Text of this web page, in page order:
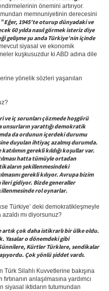
önemini artırıyor.
memnuniyetinin derecesini
”Eğer, 1945’te oturup dünyadaki ve
60 yılda nasıl görmek isteriz diye
gelişme şu anda Türkiye’nin içinde
siyasal ve ekonomik
kuşkusuzdur ki ABD adına dile
yönelik sözleri yaşanılan
ve iç sorunları çözmede hoşgörü
yarattığı demokratik
da ordunun içerdeki durumu
duyulan ihtiyaç azalmış durumda.
gerekli kıldığı koşullar var.
hatta tümüyle ortadan
şekillenmesindeki
gerekli kılıyor. Avrupa bizim
ileri gidiyor. Bizde generaller
rol oynarlar.
Türkiye’ deki demokratikleşmeyle
mı diyorsunuz?
artık çok daha istikrarlı bir ülke oldu.
Yasalar o dönemdeki gibi
Kürtler Türklere, sendikalar
Çok yönlü şiddet vardı.
Silahlı Kuvvetlerine bakışına
anlaşılmasına yardımcı
siyasal iktidarın tutumundan